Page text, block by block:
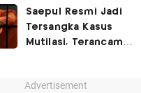
Rocuronium
Saepul Resmi Jadi
Tersangka Kasus
Mutilasi, Terancam
Advertisement